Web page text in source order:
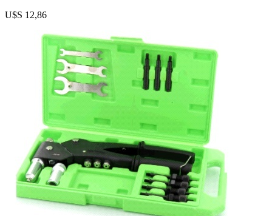
U$S 12,86